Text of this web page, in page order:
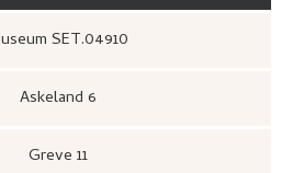
Museum SET.04910
Askeland 6
Greve 11